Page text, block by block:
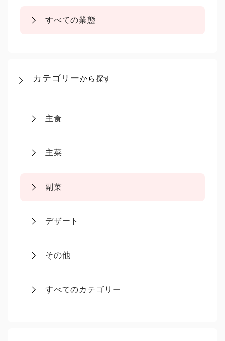
すべての業態
カテゴリーから探す
主食
主菜
副菜
デザート
その他
すべてのカテゴリー